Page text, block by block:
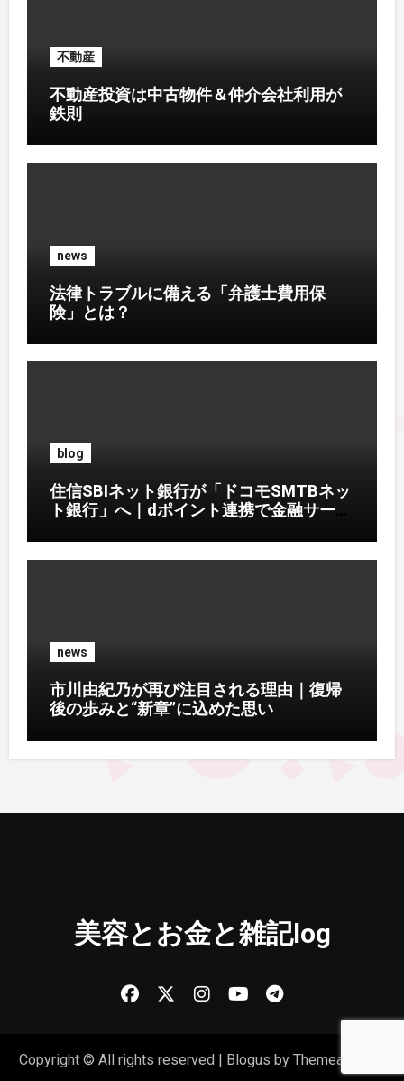
不動産
不動産投資は中古物件＆仲介会社利用が
鉄則
news
法律トラブルに備える「弁護士費用保
険」とは？
blog
住信SBIネット銀行が「ドコモSMTBネッ
ト銀行」へ｜dポイント連携で金融サービ
news
市川由紀乃が再び注目される理由｜復帰
後の歩みと“新章”に込めた思い
美容とお金と雑記log
Copyright © All rights reserved | Blogus by Themeansar